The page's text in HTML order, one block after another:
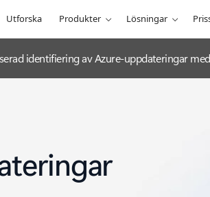
Utforska Produkter Lösningar
identifiering av Azure-uppdateringar